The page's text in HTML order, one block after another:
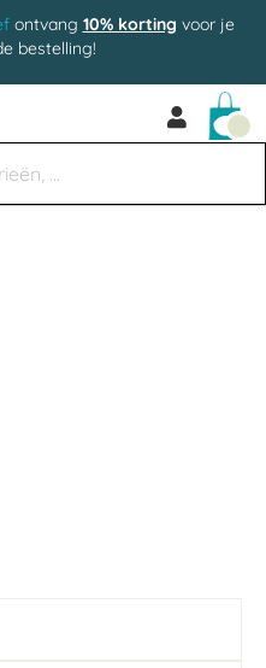
ontvang 10% korting voor je
bestelling!